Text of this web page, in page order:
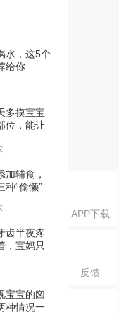
APP下载
反馈
水，这5个
给你
多摸宝宝
位，能让
加辅食，
“偷懒”...
齿半夜疼
，宝妈只
宝宝的囟
种情况一